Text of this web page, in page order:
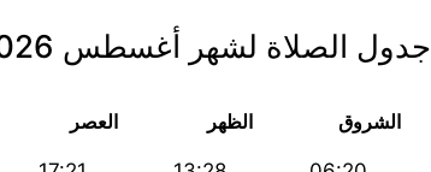
جدول الصلاة لشهر أغسطس 2026
الشروق الظهر العصر